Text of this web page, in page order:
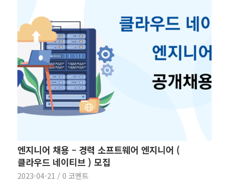
엔지니어 채용 – 경력 소프트웨어 엔지니어 (
클라우드 네이티브 ) 모집
2023-04-21 / 0 코멘트